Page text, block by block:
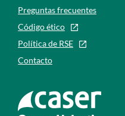
Preguntas frecuentes
Código ético
Política de RSE
Contacto
Ir a la